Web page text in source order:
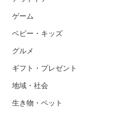
ゲーム
ベビー・キッズ
グルメ
ギフト・プレゼント
地域・社会
生き物・ペット